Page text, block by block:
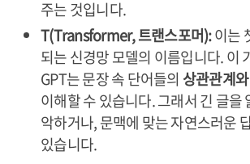
주는 것입니다.
T(Transformer, 트랜스포머):이는
되는 신경망 모델의 이름입니다. 이
GPT는 문장 속 단어들의 상관관계
이해할 수 있습니다. 그래서 긴 글을
악하거나, 문맥에 맞는 자연스러운
있습니다.